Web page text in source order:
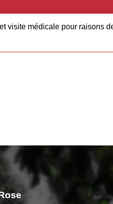
visite médicale pour raisons